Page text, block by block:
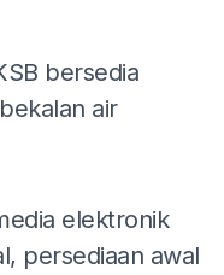
bersedia
air
elektronik
persediaan awal